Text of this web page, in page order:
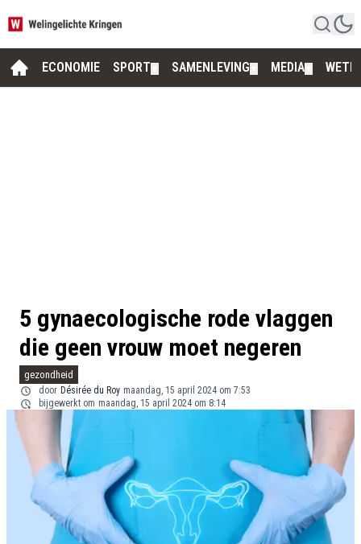
ECONOMIE SPORT SAMENLEVING MEDIA
5 gynaecologische rode vlaggen
die geen vrouw moet negeren
gezondheid
door Désirée du Roy maandag, 15 april 2024 om 7:53
bijgewerkt om maandag, 15 april 2024 om 8:14